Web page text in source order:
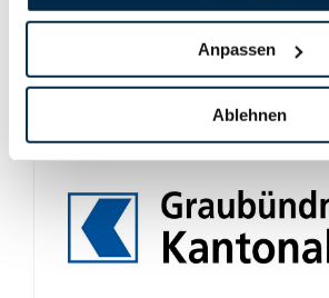
Anpassen
Ablehnen
Anmeldeformular
Anmeldeformular